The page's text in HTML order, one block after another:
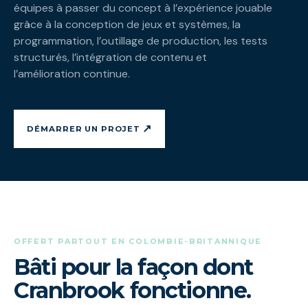
équipes à passer du concept à l’expérience jouable
grâce à la conception de jeux et systèmes, la
programmation, l’outillage de production, les tests
structurés, l’intégration de contenu et
l’amélioration continue.
DÉMARRER UN PROJET ↗
OFFERT PARTOUT EN COLOMBIE-BRITANNIQUE
Bâti pour la façon dont
Cranbrook fonctionne.